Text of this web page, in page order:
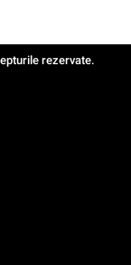
rezervate.